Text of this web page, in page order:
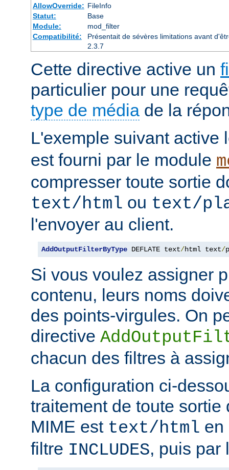
AllowOverride: FileInfo
Statut:
Base
Module:
mod_filter
Compatibilité:
Présentait de sévères limitations avant
2.3.7
Cette directive active un
particulier pour une
type de média de la
L'exemple suivant active
est fourni par le module
compresser toute sortie
text/html ou text/
l'envoyer au client.
AddOutputFilterByType DEFLATE text/html text/
Si vous voulez assigner
contenu, leurs noms
des points-virgules. On
directive
chacun des filtres à
La configuration ci-
traitement de toute sortie
MIME est text/html en
filtre INCLUDES, puis par